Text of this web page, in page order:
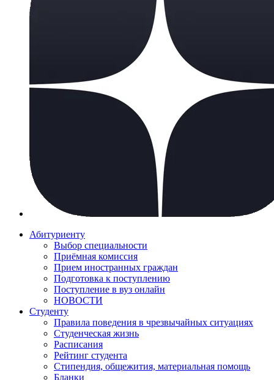
Абитуриенту
Выбор специальности
Приёмная комиссия
Прием иностранных граждан
Подготовка к поступлению
Поступление в вуз онлайн
НОВОСТИ
Студенту
Правила поведения в чрезвычайных ситуациях
Студенческая жизнь
Расписания
Рейтинг студента
Стипендия, общежития, материальная помощь
Бланки